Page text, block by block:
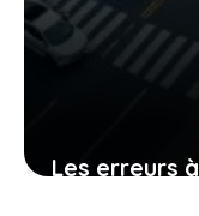
Les erreurs